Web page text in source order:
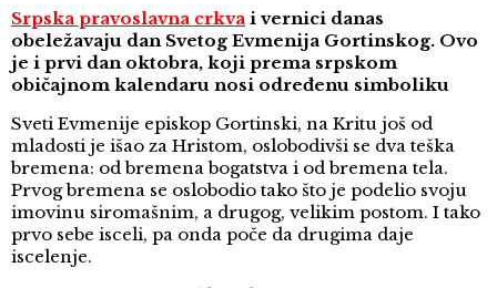
Srpska pravoslavna crkva i vernici danas
obeležavaju dan Svetog Evmenija Gortinskog. Ovo
je i prvi dan oktobra, koji prema srpskom
običajnom kalendaru nosi određenu simboliku
Sveti Evmenije episkop Gortinski, na Kritu još od
mladosti je išao za Hristom, oslobodivši se dva teška
bremena: od bremena bogatstva i od bremena tela.
Prvog bremena se oslobodio tako što je podelio svoju
imovinu siromašnim, a drugog, velikim postom. I tako
prvo sebe isceli, pa onda poče da drugima daje
iscelenje.